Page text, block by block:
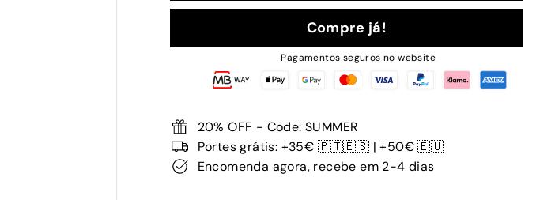
Compre já!
Pagamentos seguros no website
20% OFF - Code: SUMMER
Portes grátis: +35€ 🇵🇹🇪🇸 | +50€ 🇪🇺
Encomenda agora, recebe em 2-4 dias